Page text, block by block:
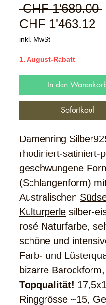
CHF 1'680.00
CHF 1'463.12
inkl. MwSt
1. August-Rabatt
In den
Sofortkauf
Damenring
rhodiniert-satiniert-
geschwungene
(Schlangenform)
Australischen
Kulturperle silber-
rosé Naturfarbe,
schöne und
Farb- und
bizarre Barockform,
Topqualität!
Ringgrösse ~15,